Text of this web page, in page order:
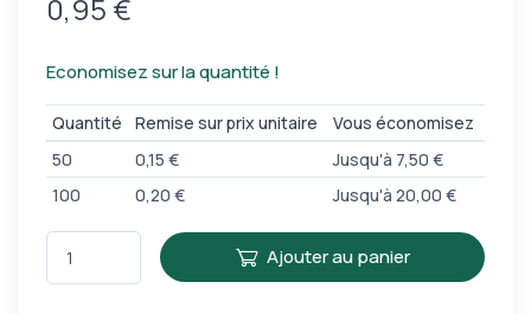
0,95 €
Economisez sur la quantité !
Quantité Remise sur prix unitaire
Vous économisez
50
0,15 €
Jusqu'à 7,50 €
100
0,20 € Jusqu'à 20,00 €
Ajouter au panier